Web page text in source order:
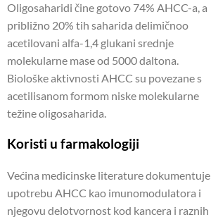
Oligosaharidi čine gotovo 74% AHCC-a, a
približno 20% tih saharida delimičnoo
acetilovani alfa-1,4 glukani srednje
molekularne mase od 5000 daltona.
Biološke aktivnosti AHCC su povezane s
acetilisanom formom niske molekularne
težine oligosaharida.
Koristi u farmakologiji
Većina medicinske literature dokumentuje
upotrebu AHCC kao imunomodulatora i
njegovu delotvornost kod kancera i raznih